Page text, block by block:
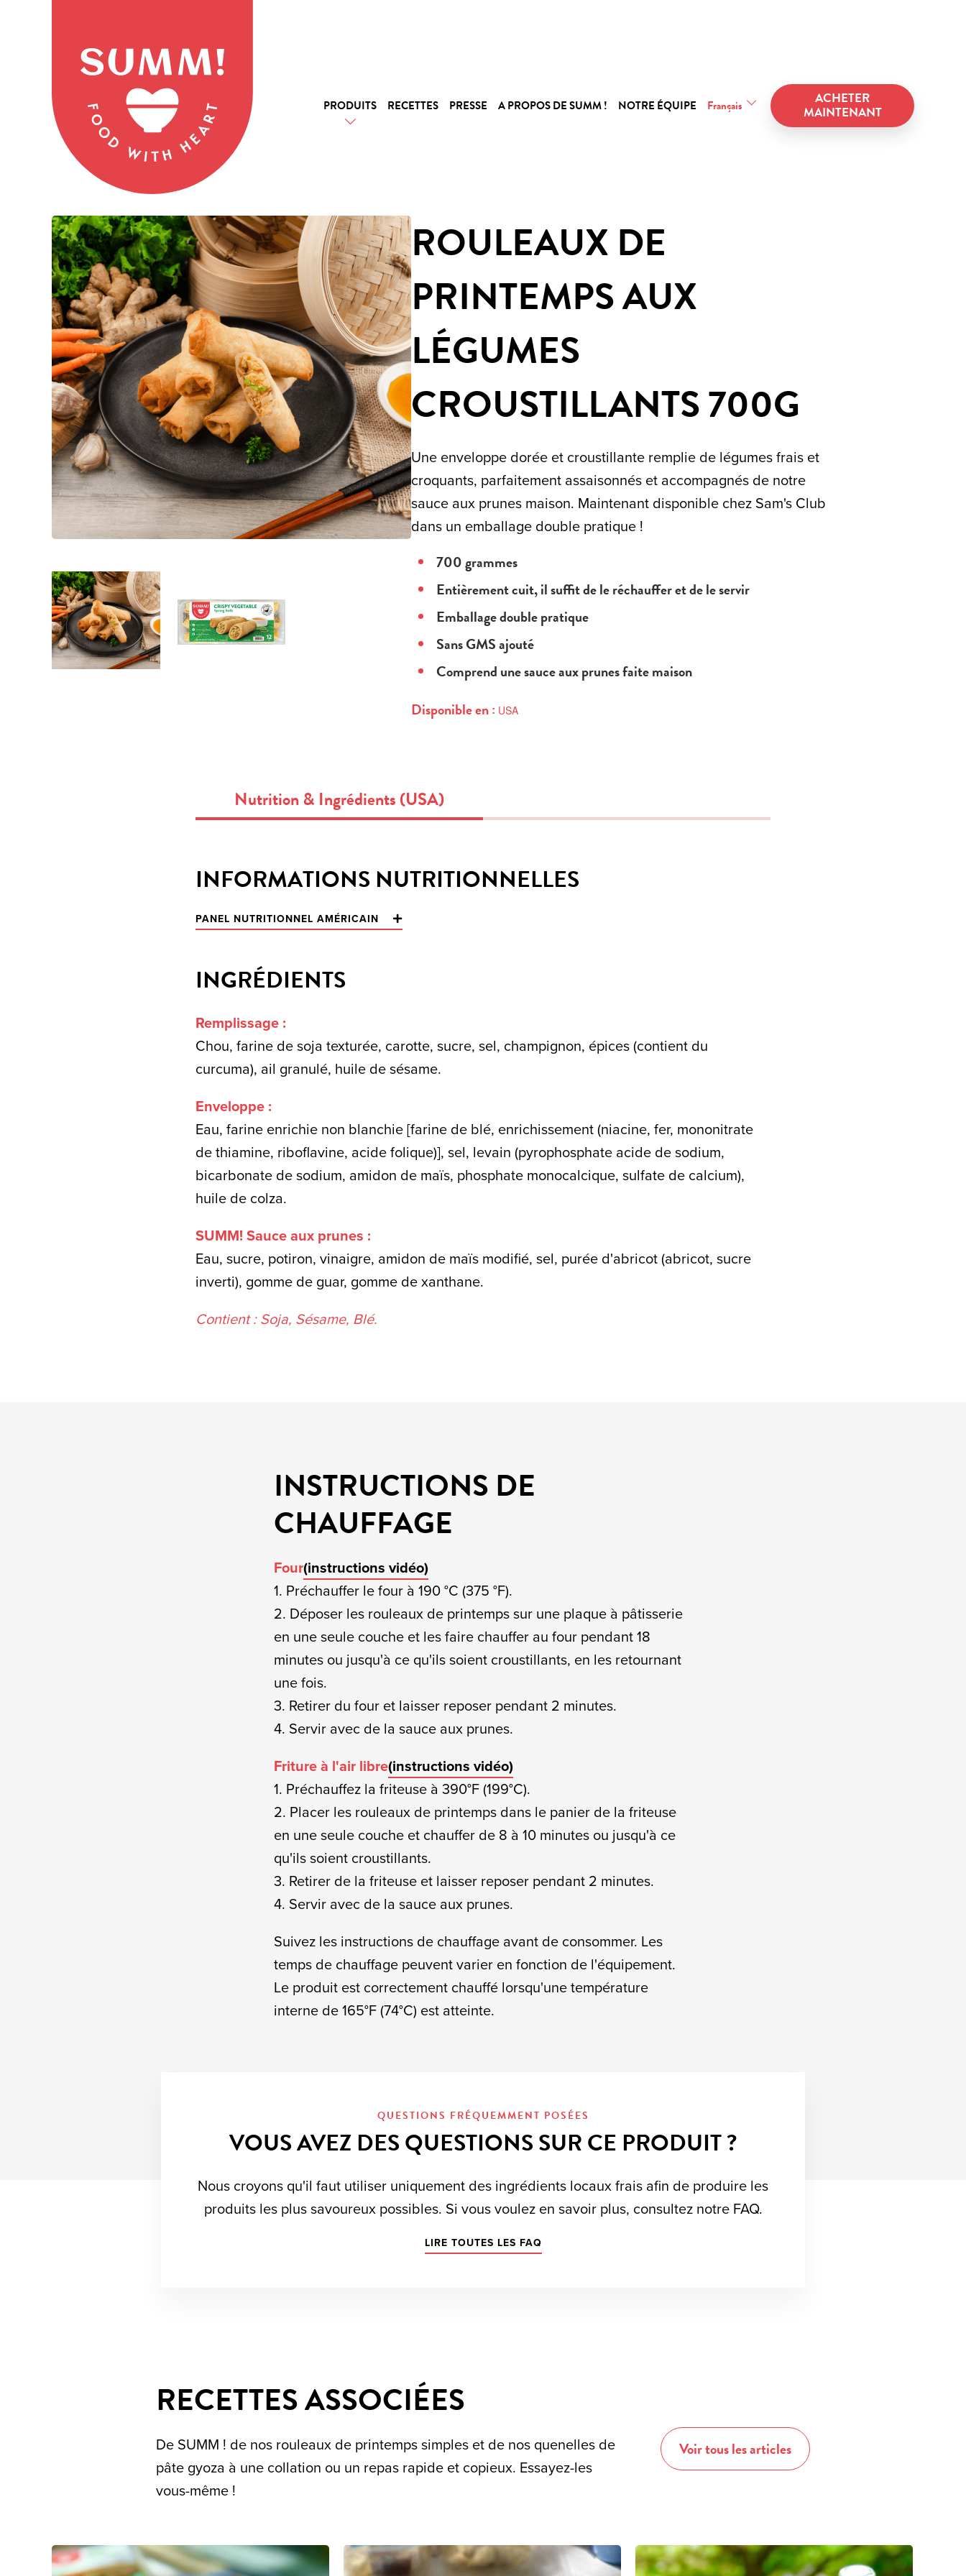
PRODUITS RECETTES PRESSE A PROPOS DE SUMM ! NOTRE ÉQUIPE Français
ACHETER
MAINTENANT
ROULEAUX DE
PRINTEMPS AUX
LÉGUMES
CROUSTILLANTS 700G
Une enveloppe dorée et croustillante remplie de légumes frais et
croquants, parfaitement assaisonnés et accompagnés de notre
sauce aux prunes maison. Maintenant disponible chez Sam's Club
dans un emballage double pratique !
700 grammes
Entièrement cuit, il suffit de le réchauffer et de le servir
Emballage double pratique
Sans GMS ajouté
Comprend une sauce aux prunes faite maison
Disponible en : USA
Nutrition & Ingrédients (USA)
INFORMATIONS NUTRITIONNELLES
PANEL NUTRITIONNEL AMÉRICAIN
INGRÉDIENTS
Remplissage :
Chou, farine de soja texturée, carotte, sucre, sel, champignon, épices (contient du
curcuma), ail granulé, huile de sésame.
Enveloppe :
Eau, farine enrichie non blanchie [farine de blé, enrichissement (niacine, fer, mononitrate
de thiamine, riboflavine, acide folique)], sel, levain (pyrophosphate acide de sodium,
bicarbonate de sodium, amidon de maïs, phosphate monocalcique, sulfate de calcium),
huile de colza.
SUMM! Sauce aux prunes :
Eau, sucre, potiron, vinaigre, amidon de maïs modifié, sel, purée d'abricot (abricot, sucre
inverti), gomme de guar, gomme de xanthane.
Contient : Soja, Sésame, Blé.
INSTRUCTIONS DE
CHAUFFAGE
Four(instructions vidéo)
1. Préchauffer le four à 190 °C (375 °F).
2. Déposer les rouleaux de printemps sur une plaque à pâtisserie
en une seule couche et les faire chauffer au four pendant 18
minutes ou jusqu'à ce qu'ils soient croustillants, en les retournant
une fois.
3. Retirer du four et laisser reposer pendant 2 minutes.
4. Servir avec de la sauce aux prunes.
Friture à l'air libre(instructions vidéo)
1. Préchauffez la friteuse à 390°F (199°C).
2. Placer les rouleaux de printemps dans le panier de la friteuse
en une seule couche et chauffer de 8 à 10 minutes ou jusqu'à ce
qu'ils soient croustillants.
3. Retirer de la friteuse et laisser reposer pendant 2 minutes.
4. Servir avec de la sauce aux prunes.
Suivez les instructions de chauffage avant de consommer. Les
temps de chauffage peuvent varier en fonction de l'équipement.
Le produit est correctement chauffé lorsqu'une température
interne de 165°F (74°C) est atteinte.
QUESTIONS FRÉQUEMMENT POSÉES
VOUS AVEZ DES QUESTIONS SUR CE PRODUIT ?
Nous croyons qu'il faut utiliser uniquement des ingrédients locaux frais afin de produire les
produits les plus savoureux possibles. Si vous voulez en savoir plus, consultez notre FAQ.
LIRE TOUTES LES FAQ
RECETTES ASSOCIÉES
De SUMM ! de nos rouleaux de printemps simples et de nos quenelles de
pâte gyoza à une collation ou un repas rapide et copieux. Essayez-les
vous-même !
Voir tous les articles